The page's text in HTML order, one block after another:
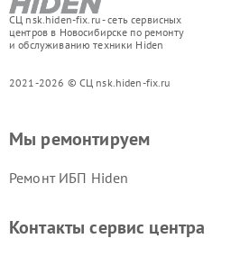
СЦ nsk.hiden-fix.ru - сеть сервисных
центров в Новосибирске по ремонту
и обслуживанию техники Hiden
2021-2026 © СЦ nsk.hiden-fix.ru
Мы ремонтируем
Ремонт ИБП Hiden
Контакты сервис центра